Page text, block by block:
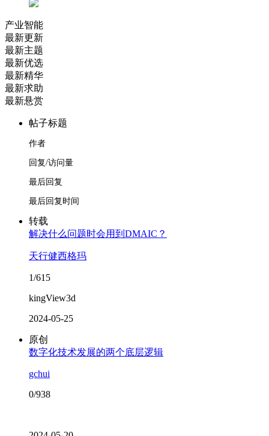
产业智能
最新更新
最新主题
最新优选
最新精华
最新求助
最新悬赏
帖子标题
作者
回复/访问量
最后回复
最后回复时间
转载
解决什么问题时会用到DMAIC？
天行健西格玛
1/615
kingView3d
2024-05-25
原创
数字化技术发展的两个底层逻辑
gchui
0/938